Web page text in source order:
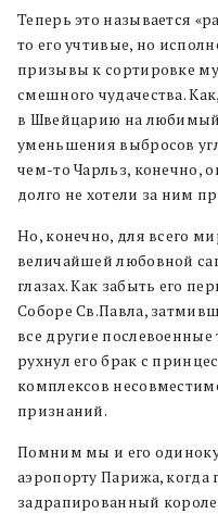
Теперь это называется
то его учтивые, но
призывы к сортировке
смешного чудачества.
в Швейцарию на
уменьшения выбросов
чем-то Чарльз, конечно,
долго не хотели за ним
Но, конечно, для всего
величайшей любовной
глазах. Как забыть его
Соборе Св.Павла,
все другие
рухнул его брак с
комплексов
признаний.
Помним мы и его
аэропорту Парижа,
задрапированный